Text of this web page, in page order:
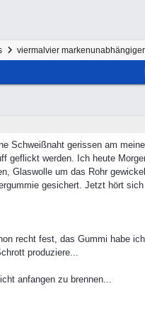
viermalvier
Schweißnaht gerissen am
geflickt werden. Ich heute
Glaswolle um das Rohr
gesichert. Jetzt hört
recht fest, das Gummi habe
produziere...
anfangen zu brennen...